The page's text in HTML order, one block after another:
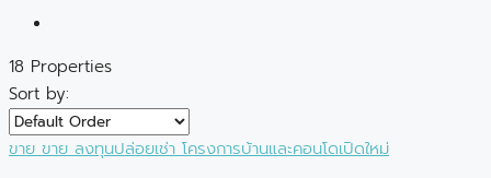
18 Properties
Sort by:
ขาย ขาย ลงทุนปล่อยเช่า โครงการบ้านและคอนโดเปิดใหม่